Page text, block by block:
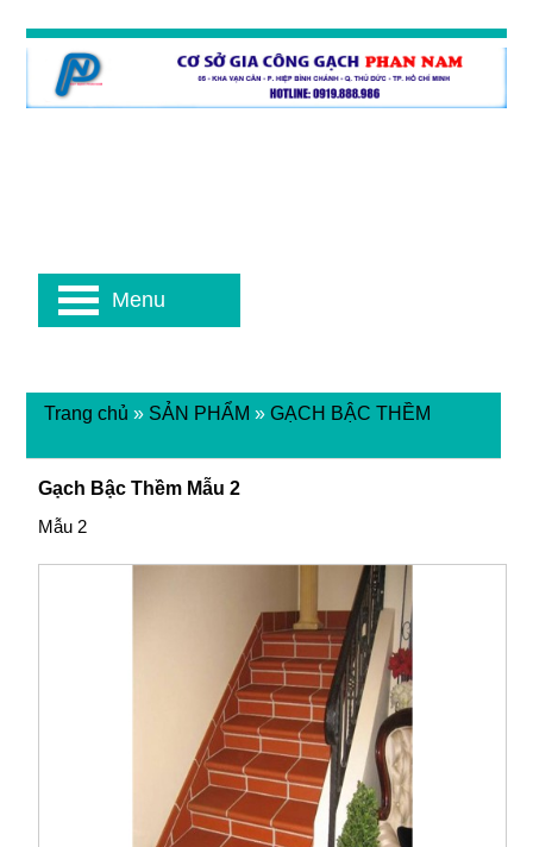
Gạch Bậc Thềm Mẫu 2
Mẫu 2
Trang chủ » SẢN PHẨM » GẠCH BẬC THỀM
Menu